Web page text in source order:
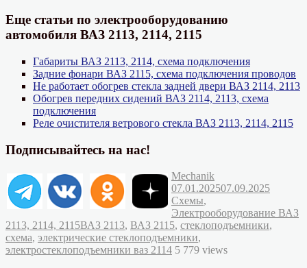
Еще статьи по электрооборудованию
автомобиля ВАЗ 2113, 2114, 2115
Габариты ВАЗ 2113, 2114, схема подключения
Задние фонари ВАЗ 2115, схема подключения проводов
Не работает обогрев стекла задней двери ВАЗ 2114, 2113
Обогрев передних сидений ВАЗ 2114, 2113, схема
подключения
Реле очистителя ветрового стекла ВАЗ 2113, 2114, 2115
Подписывайтесь на нас!
Автор
MechanikОпубликовано
07.01.202507.09.2025
Схемы,
Электрооборудование ВАЗ
2113, 2114, 2115Метки
ВАЗ 2113, ВАЗ 2115, стеклоподъемники,
схема, электрические стеклоподъемники,
электростеклоподъемники ваз 2114 5 779 views